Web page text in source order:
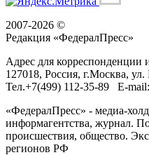
2007-2026 ©
Редакция «ФедералПресс»
Адрес для корреспонденции
127018, Россия, г.Москва, ул.
Тел.+7(499) 112-35-89 E-mail:
«ФедералПресс» - медиа-
информагентства, журнал.
происшествия, общество.
регионов РФ